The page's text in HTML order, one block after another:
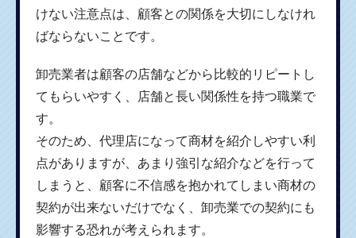
けない注意点は、顧客との関係を大切にしなけれ
ばならないことです。
卸売業者は顧客の店舗などから比較的リピートし
てもらいやすく、店舗と長い関係性を持つ職業で
す。
そのため、代理店になって商材を紹介しやすい利
点がありますが、あまり強引な紹介などを行って
しまうと、顧客に不信感を抱かれてしまい商材の
契約が出来ないだけでなく、卸売業での契約にも
影響する恐れが考えられます。